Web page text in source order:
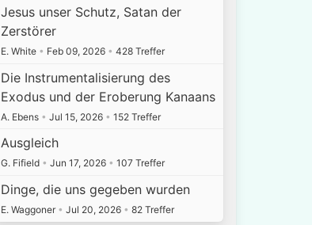
Jesus unser Schutz, Satan der
Zerstörer
E. White • Feb 09, 2026 • 428 Treffer
Die Instrumentalisierung des
Exodus und der Eroberung Kanaans
A. Ebens • Jul 15, 2026 • 152 Treffer
Ausgleich
G. Fifield • Jun 17, 2026 • 107 Treffer
Dinge, die uns gegeben wurden
E. Waggoner • Jul 20, 2026 • 82 Treffer